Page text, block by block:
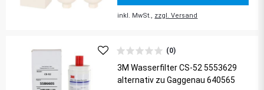
inkl. MwSt., zzgl. Versand
(0)
3M Wasserfilter CS-52 5553629
alternativ zu Gaggenau 640565